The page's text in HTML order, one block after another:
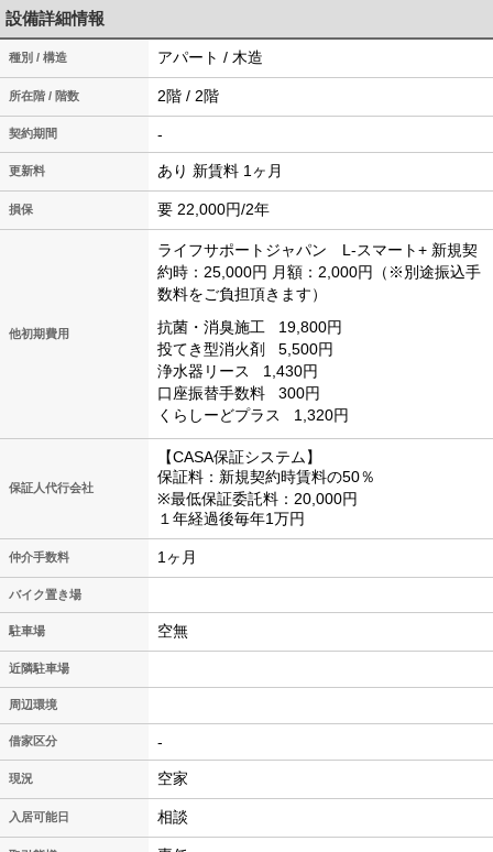
設備詳細情報
種別 / 構造 アパート / 木造
所在階 / 階数 2階 / 2階
契約期間 -
更新料 あり 新賃料 1ヶ月
損保 要 22,000円/2年
他初期費用
ライフサポートジャパン L-スマート+ 新規契
約時：25,000円 月額：2,000円（※別途振込手
数料をご負担頂きます）
抗菌・消臭施工
19,800円
投てき型消火剤
5,500円
浄水器リース
1,430円
口座振替手数料
300円
くらしーどプラス
1,320円
保証人代行会社
【CASA保証システム】
保証料：新規契約時賃料の50％
※最低保証委託料：20,000円
１年経過後毎年1万円
仲介手数料 1ヶ月
バイク置き場
駐車場 空無
近隣駐車場
周辺環境
借家区分 -
現況 空家
入居可能日 相談